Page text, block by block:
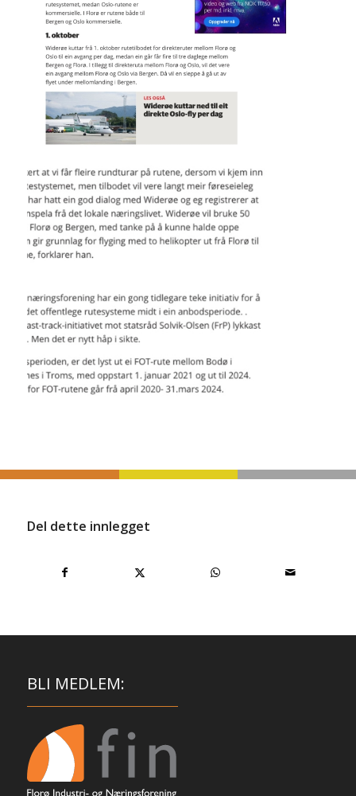
Del dette innlegget
BLI MEDLEM: